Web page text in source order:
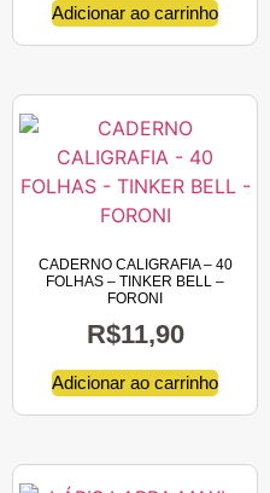
Adicionar ao carrinho
CADERNO CALIGRAFIA – 40
FOLHAS – TINKER BELL –
FORONI
R$11,90
Adicionar ao carrinho